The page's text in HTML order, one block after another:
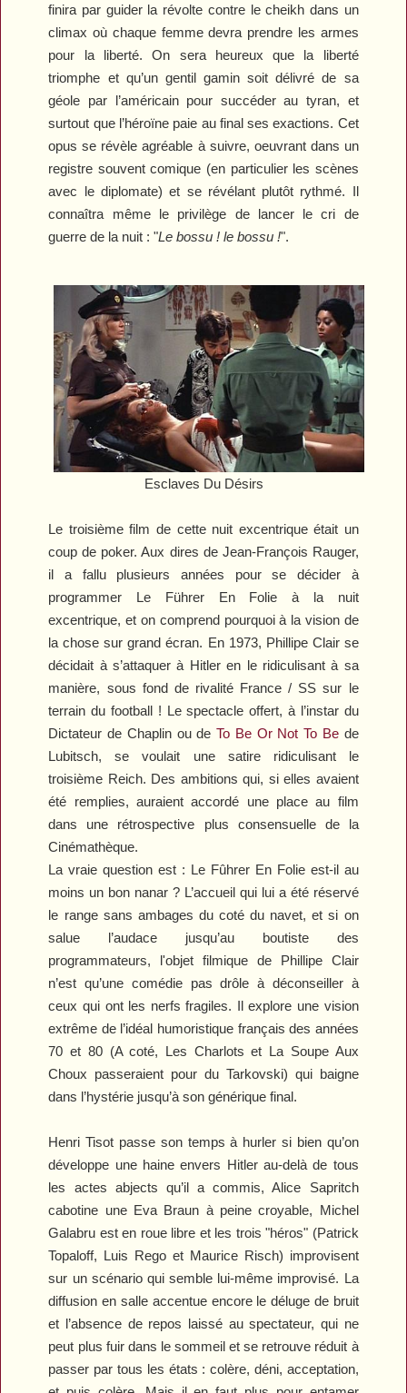
finira par guider la révolte contre le cheikh dans un
climax où chaque femme devra prendre les armes
pour la liberté. On sera heureux que la liberté
triomphe et qu’un gentil gamin soit délivré de sa
géole par l’américain pour succéder au tyran, et
surtout que l’héroïne paie au final ses exactions. Cet
opus se révèle agréable à suivre, oeuvrant dans un
registre souvent comique (en particulier les scènes
avec le diplomate) et se révélant plutôt rythmé. Il
connaîtra même le privilège de lancer le cri de
guerre de la nuit : "Le bossu ! le bossu !".
Esclaves Du Désirs
Le troisième film de cette nuit excentrique était un
coup de poker. Aux dires de Jean-François Rauger,
il a fallu plusieurs années pour se décider à
programmer Le Führer En Folie à la nuit
excentrique, et on comprend pourquoi à la vision de
la chose sur grand écran. En 1973, Phillipe Clair se
décidait à s’attaquer à Hitler en le ridiculisant à sa
manière, sous fond de rivalité France / SS sur le
terrain du football ! Le spectacle offert, à l’instar du
Dictateur de Chaplin ou deTo Be Or Not To Bede
Lubitsch, se voulait une satire ridiculisant le
troisième Reich. Des ambitions qui, si elles avaient
été remplies, auraient accordé une place au film
dans une rétrospective plus consensuelle de la
Cinémathèque.
La vraie question est : Le Fûhrer En Folieest-il au
moins un bon nanar ? L’accueil qui lui a été réservé
le range sans ambages du coté du navet, et si on
salue l’audace jusqu’au boutiste des
programmateurs, l'objet filmique de Phillipe Clair
n’est qu’une comédie pas drôle à déconseiller à
ceux qui ont les nerfs fragiles. Il explore une vision
extrême de l’idéal humoristique français des années
70 et 80 (A coté, Les Charlots et La Soupe Aux
Choux passeraient pour du Tarkovski) qui baigne
dans l’hystérie jusqu’à son générique final.
Henri Tisot passe son temps à hurler si bien qu’on
développe une haine envers Hitler au-delà de tous
les actes abjects qu’il a commis, Alice Sapritch
cabotine une Eva Braun à peine croyable, Michel
Galabru est en roue libre et les trois "héros" (Patrick
Topaloff, Luis Rego et Maurice Risch) improvisent
sur un scénario qui semble lui-même improvisé. La
diffusion en salle accentue encore le déluge de bruit
et l’absence de repos laissé au spectateur, qui ne
peut plus fuir dans le sommeil et se retrouve réduit à
passer par tous les états : colère, déni, acceptation,